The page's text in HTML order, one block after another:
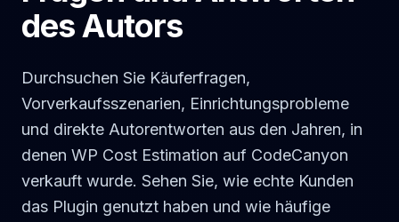
🇩🇪
des Autors
Durchsuchen Sie Käuferfragen,
Vorverkaufsszenarien, Einrichtungsprobleme
und direkte Autorentworten aus den Jahren, in
denen WP Cost Estimation auf CodeCanyon
verkauft wurde. Sehen Sie, wie echte Kunden
das Plugin genutzt haben und wie häufige